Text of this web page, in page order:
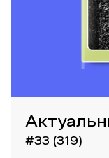
#33 (319)